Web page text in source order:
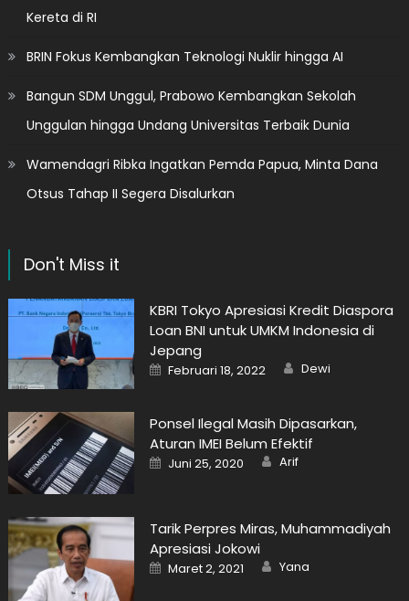
Kereta di RI
BRIN Fokus Kembangkan Teknologi Nuklir hingga AI
Bangun SDM Unggul, Prabowo Kembangkan Sekolah
Unggulan hingga Undang Universitas Terbaik Dunia
Wamendagri Ribka Ingatkan Pemda Papua, Minta Dana
Otsus Tahap II Segera Disalurkan
Don't Miss it
KBRI Tokyo Apresiasi Kredit Diaspora
Loan BNI untuk UMKM Indonesia di
Jepang
Posted
on
Februari 18, 2022 Author
Dewi
Ponsel Ilegal Masih Dipasarkan,
Aturan IMEI Belum Efektif
Posted
on
Juni 25, 2020 Author
Arif
Tarik Perpres Miras, Muhammadiyah
Apresiasi Jokowi
Posted
on
Maret 2, 2021 Author
Yana